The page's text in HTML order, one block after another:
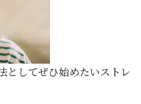
としてぜひ始めたいストレ